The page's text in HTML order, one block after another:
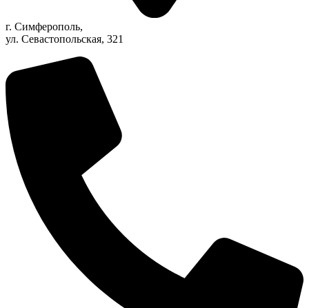
г. Симферополь,
ул. Севастопольская, 321